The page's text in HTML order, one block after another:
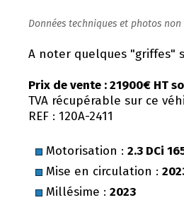
Données techniques et photos
A noter quelques "griffes"
Prix de vente : 21900€ HT
TVA récupérable sur ce
REF : 120A-2411
Motorisation : 2.3 DCi
Mise en circulation :
Millésime : 2023